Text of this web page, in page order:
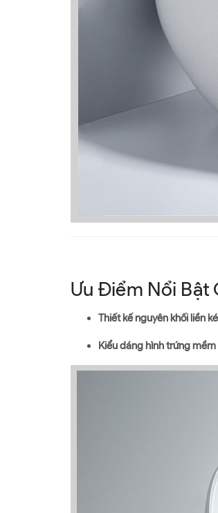
Ưu Điểm Nổi Bật
Thiết kế nguyên khối liền
Kiểu dáng hình trứng